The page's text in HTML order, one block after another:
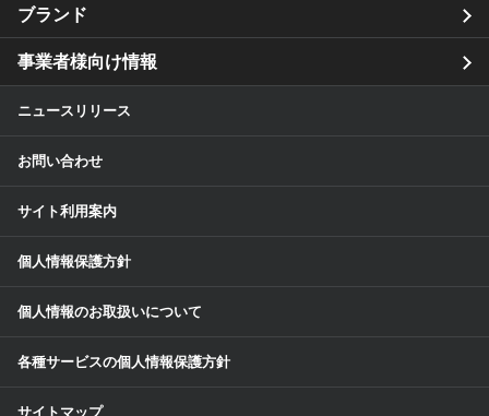
ブランド
事業者様向け情報
ニュースリリース
お問い合わせ
サイト利用案内
個人情報保護方針
個人情報のお取扱いについて
各種サービスの個人情報保護方針
サイトマップ